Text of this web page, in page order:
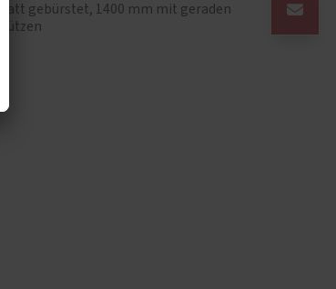
matt gebürstet, 1400 mm mit geraden
Stützen